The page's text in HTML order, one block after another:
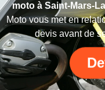
moto à Saint-Mars-
Moto vous met en
devis avant de